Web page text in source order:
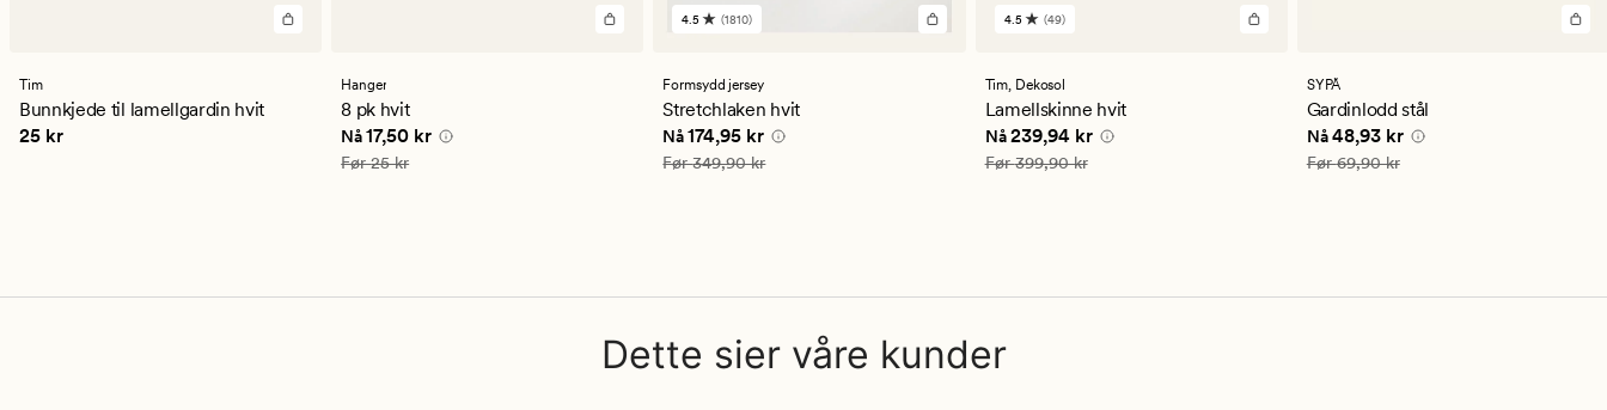
Tim
Bunnkjede til lamellgardin hvit
Pris 25 kr
25 kr
Hanger
8 pk hvit
Nåværende pris
Nå17,50 kr
Vanlig pris
Før25 kr
1810
en
gjennomsnittlig
vurdering
på
4.5
4.5 (1810)
Formsydd jersey
Stretchlaken hvit
Nåværende pris
Nå 174,95 kr
Vanlig pris 349,90 kr
Før349,90 kr
49
en
gjennomsnittlig
vurdering
på
4.5
4.5 (49)
Tim, Dekosol
Lamellskinne hvit
Nåværende pris
Nå 239,94 kr
Vanlig pris 399,90 kr
Før399,90 kr
SYPÅ
Gardinlodd stål
Nåværende pris
Nå 48,93 kr
Vanlig pris 69,90 kr
Før69,90 kr
Dette sier våre kunder